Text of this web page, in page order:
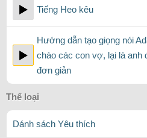
Tiếng Heo kêu
Hướng dẫn tạo giọng nói
chào các con vợ, lại là anh
đơn giản
Thể loại
Dánh sách Yêu thích